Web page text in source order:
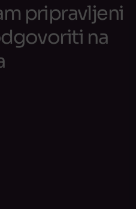
pripravljeni
na